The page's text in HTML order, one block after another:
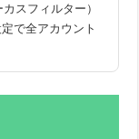
スフィルター）
で全アカウント